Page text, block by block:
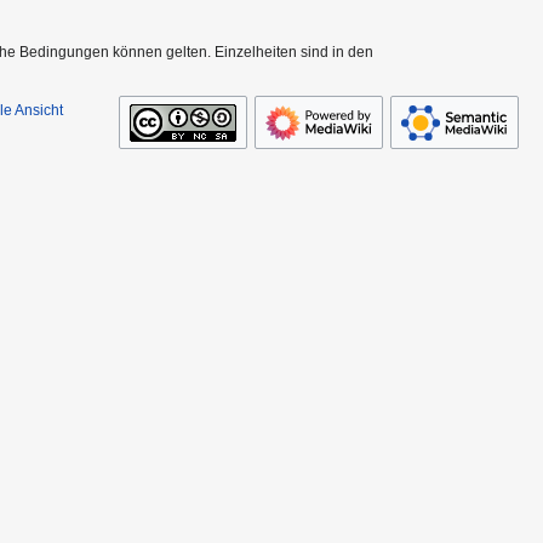
Bedingungen können gelten. Einzelheiten sind in den
Ansicht